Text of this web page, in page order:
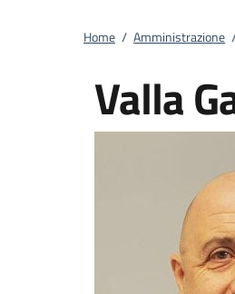
Home / Amministrazione
Valla